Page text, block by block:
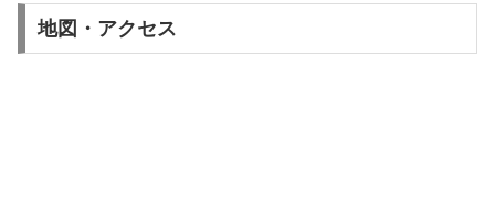
地図・アクセス